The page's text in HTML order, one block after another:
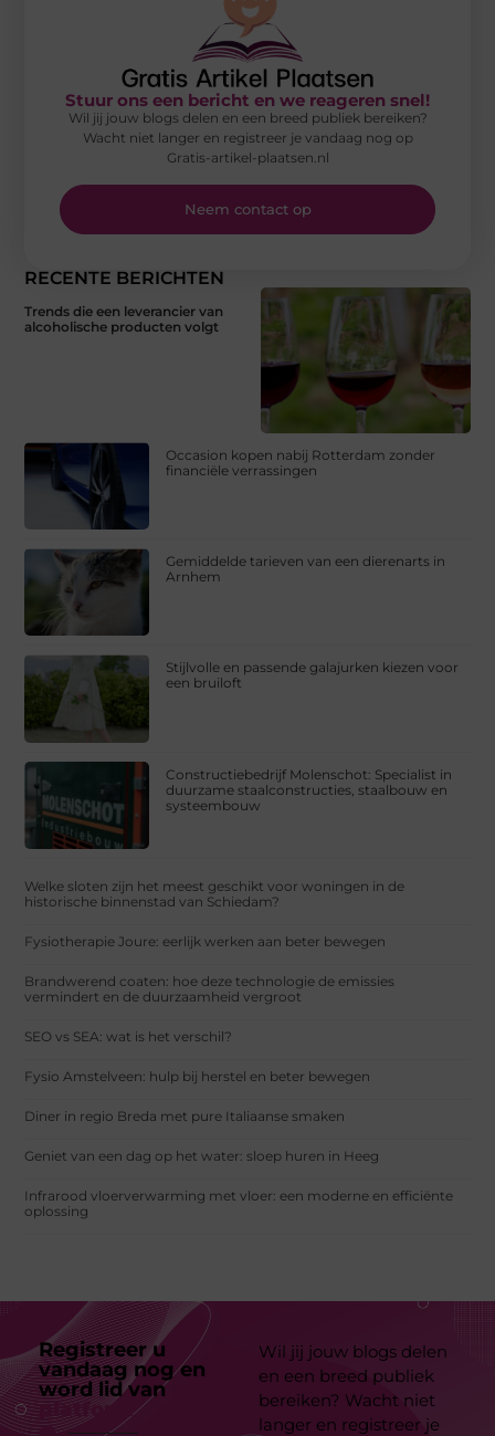
RECENTE BERICHTEN
Trends die een leverancier van
alcoholische producten volgt
Occasion kopen nabij Rotterdam zonder
financiële verrassingen
Gemiddelde tarieven van een dierenarts in
Arnhem
Stijlvolle en passende galajurken kiezen voor
een bruiloft
Constructiebedrijf Molenschot: Specialist in
duurzame staalconstructies, staalbouw en
systeembouw
Welke sloten zijn het meest geschikt voor woningen in de
historische binnenstad van Schiedam?
Fysiotherapie Joure: eerlijk werken aan beter bewegen
Brandwerend coaten: hoe deze technologie de emissies
vermindert en de duurzaamheid vergroot
SEO vs SEA: wat is het verschil?
Fysio Amstelveen: hulp bij herstel en beter bewegen
Diner in regio Breda met pure Italiaanse smaken
Geniet van een dag op het water: sloep huren in Heeg
Infrarood vloerverwarming met vloer: een moderne en efficiënte
oplossing
Stuur ons een bericht en we reageren snel!
Wil jij jouw blogs delen en een breed publiek bereiken?
Wacht niet langer en registreer je vandaag nog op
Gratis-artikel-plaatsen.nl
Neem contact op
Registreer u
vandaag nog en
word lid van
platform
Wil jij jouw blogs delen
en een breed publiek
bereiken? Wacht niet
langer en registreer je